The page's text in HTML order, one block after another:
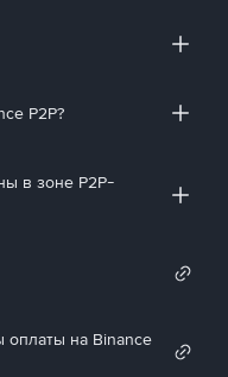
P2P?
в зоне P2P-
оплаты на Binance